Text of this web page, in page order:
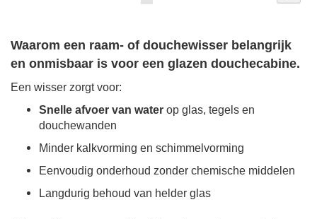
Waarom een raam- of douchewisser belangrijk
en onmisbaar is voor een glazen douchecabine.
Een wisser zorgt voor:
Snelle afvoer van water op glas, tegels en
douchewanden
Minder kalkvorming en schimmelvorming
Eenvoudig onderhoud zonder chemische middelen
Langdurig behoud van helder glas